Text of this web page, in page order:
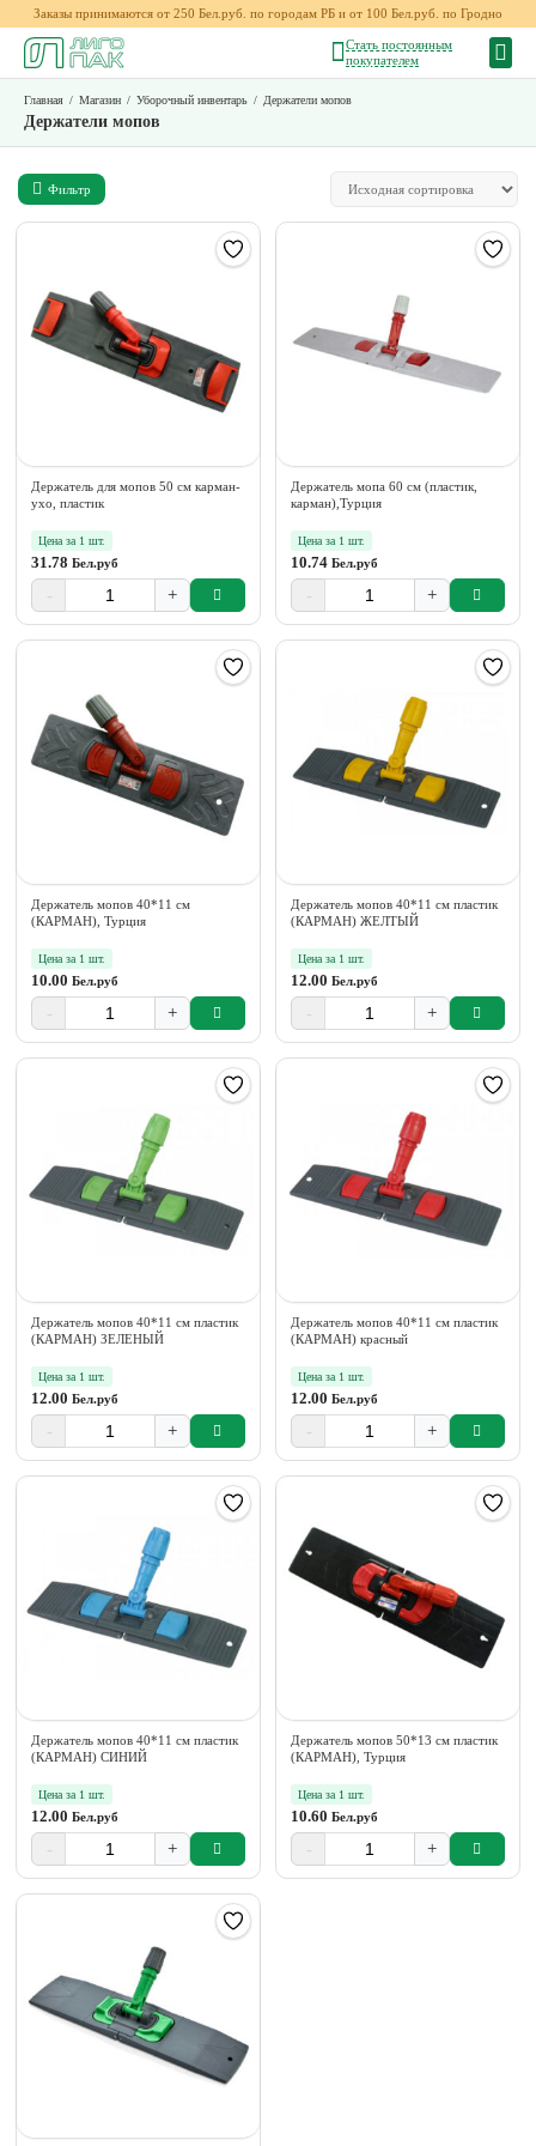
Заказы принимаются от 250 Бел.руб. по городам РБ и от 100 Бел.руб. по Гродно
Стать постоянным
покупателем
Главная / Магазин / Уборочный инвентарь / Держатели мопов
Держатели мопов
Фильтр
Держатель для мопов 50 см карман-
ухо, пластик
Цена за 1 шт.
31.78 Бел.руб
- +
Держатель мопа 60 см (пластик,
карман),Турция
Цена за 1 шт.
10.74 Бел.руб
- +
Держатель мопов 40*11 см
(КАРМАН), Турция
Цена за 1 шт.
10.00 Бел.руб
- +
Держатель мопов 40*11 см пластик
(КАРМАН) ЖЕЛТЫЙ
Цена за 1 шт.
12.00 Бел.руб
- +
Держатель мопов 40*11 см пластик
(КАРМАН) ЗЕЛЕНЫЙ
Цена за 1 шт.
12.00 Бел.руб
- +
Держатель мопов 40*11 см пластик
(КАРМАН) красный
Цена за 1 шт.
12.00 Бел.руб
- +
Держатель мопов 40*11 см пластик
(КАРМАН) СИНИЙ
Цена за 1 шт.
12.00 Бел.руб
- +
Держатель мопов 50*13 см пластик
(КАРМАН), Турция
Цена за 1 шт.
10.60 Бел.руб
- +